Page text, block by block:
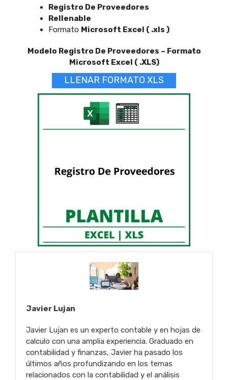
Registro De Proveedores
Rellenable
Formato Microsoft Excel ( .xls )
Modelo Registro De Proveedores – Formato
Microsoft Excel ( .XLS)
LLENAR FORMATO XLS
Javier Lujan
Javier Lujan es un experto contable y en hojas de
calculo con una amplia experiencia. Graduado en
contabilidad y finanzas, Javier ha pasado los
últimos años profundizando en los temas
relacionados con la contabilidad y el análisis